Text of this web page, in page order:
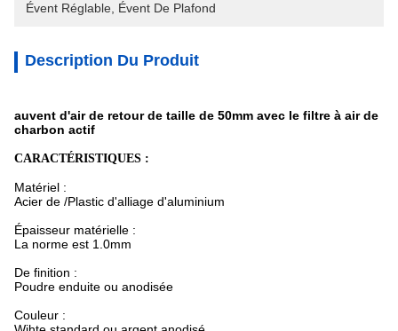
Évent Réglable Évent De Plafond
Description Du Produit
auvent d'air de retour de taille de 50mm avec le filtre à air de
charbon actif
CARACTÉRISTIQUES :
Matériel :
Acier de /Plastic d'alliage d'aluminium
Épaisseur matérielle :
La norme est 1.0mm
De finition :
Poudre enduite ou anodisée
Couleur :